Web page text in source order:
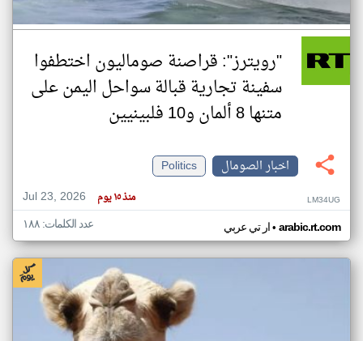
"رويترز": قراصنة صوماليون اختطفوا
سفينة تجارية قبالة سواحل اليمن على
متنها 8 ألمان و10 فلبينيين
اخبار الصومال
Politics
Jul 23, 2026
منذ ١٥ يوم LM34UG
ار تي عربي• arabic.rt.com عدد الكلمات: ١٨٨